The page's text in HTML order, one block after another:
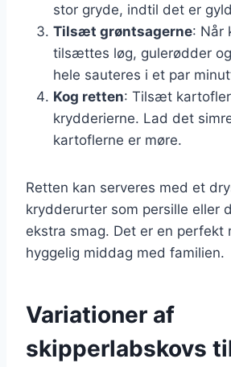
stor gryde, indtil det er
Tilsæt grøntsagerne: Når
tilsættes løg, gulerødder
hele sauteres i et par
Kog retten: Tilsæt
krydderierne. Lad det
kartoflerne er møre.
Retten kan serveres med et
krydderurter som persille eller
ekstra smag. Det er en perfekt
hyggelig middag med familien.
Variationer af
skipperlabskovs